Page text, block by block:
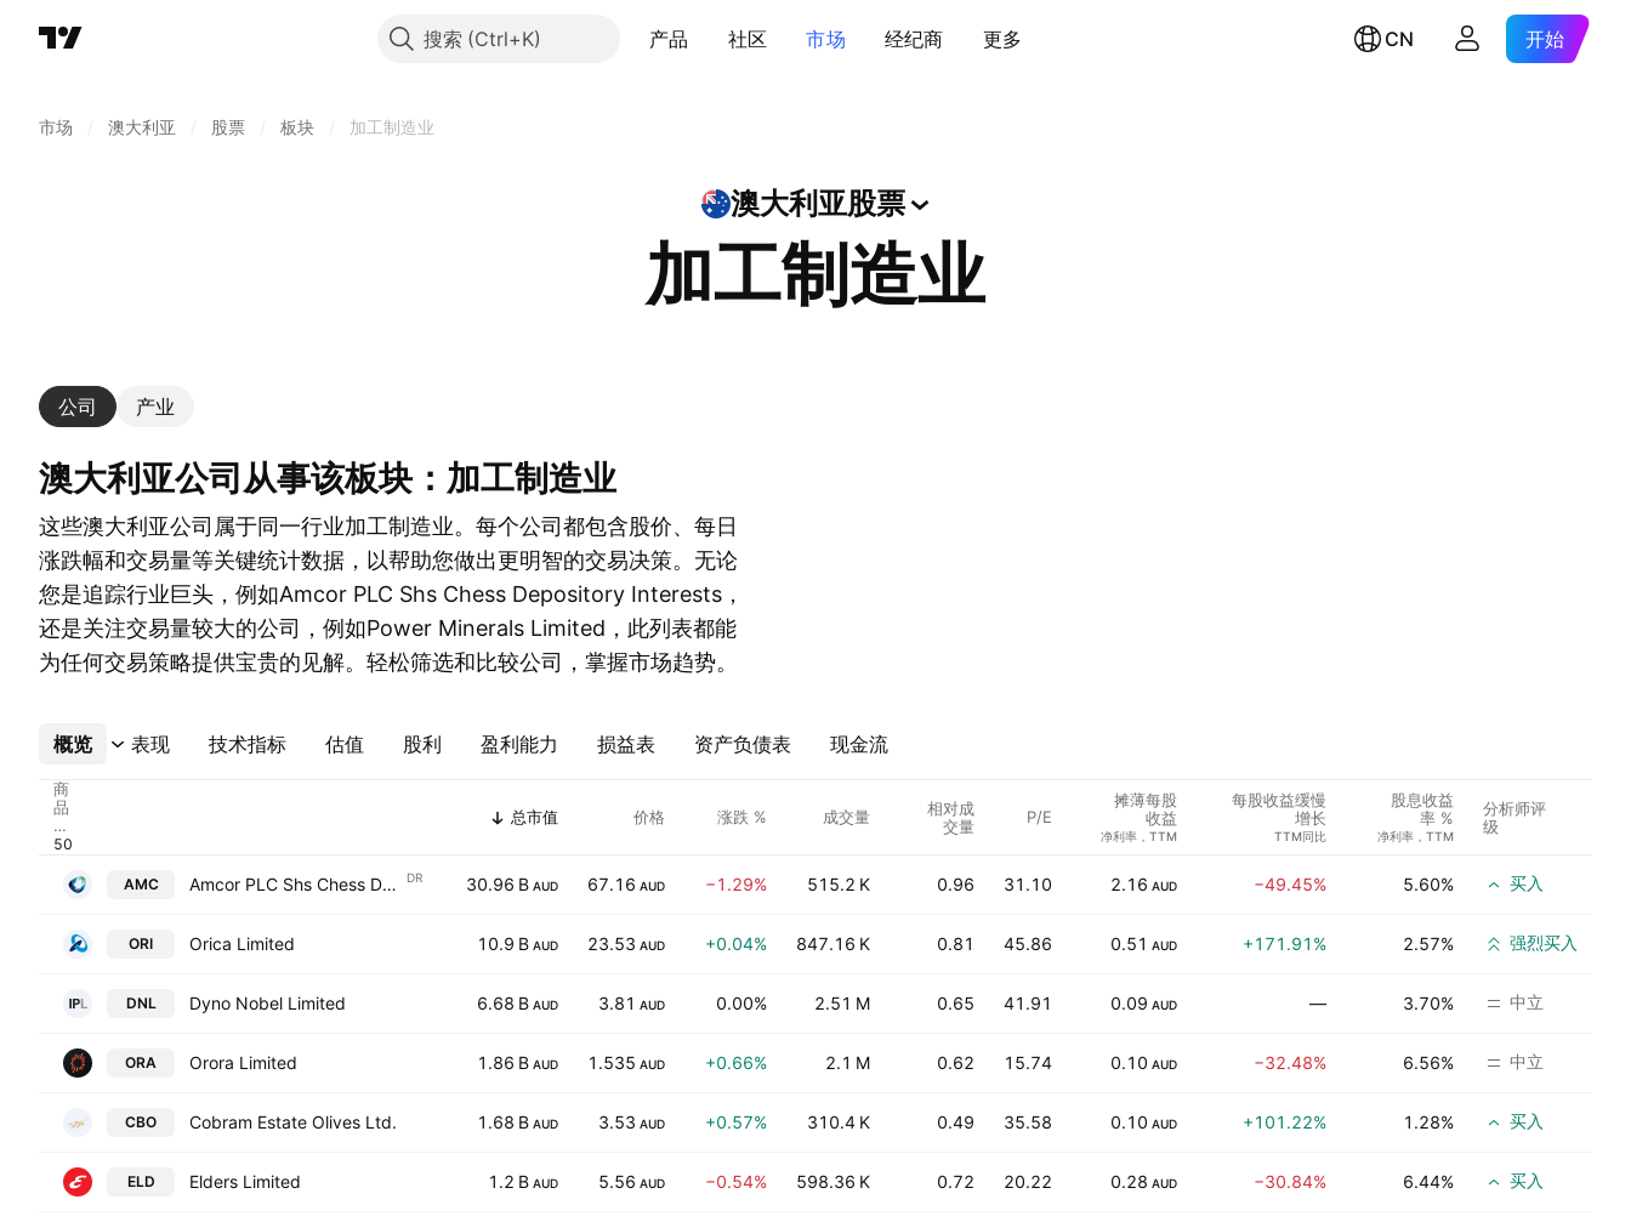
搜索 产品 社区 市场 经纪商 更多 CN 开始
市场 澳大利亚 股票 板块 加工制造业
澳大利亚股票
加工制造业
公司 产业
澳大利亚公司从事该板块：加工制造业
这些澳大利亚公司属于同一行业加工制造业。每个公司都包含股价、每日
涨跌幅和交易量等关键统计数据，以帮助您做出更明智的交易决策。无论
您是追踪行业巨头，例如Amcor PLC Shs Chess Depository Interests，
还是关注交易量较大的公司，例如Power Minerals Limited，此列表都能
为任何交易策略提供宝贵的见解。轻松筛选和比较公司，掌握市场趋势。
概览 表现 技术指标 估值 股利 盈利能力 损益表 资产负债表 现金流
更多
商
品
代
码
总市值 价格 涨跌 % 成交量
相对成
交量
P/E
摊薄每股
收益
净利率，TTM
每股收益缓慢
增长
TTM同比
股息收益
率 %
净利率，TTM
分析师评
级
AMC Amcor PLC Shs Chess Depository Interests DR 30.96 B AUD 67.16 AUD −1.29% 515.2 K 0.96 31.10 2.16 AUD −49.45% 5.60% 买入
ORI Orica Limited 10.9 B AUD 23.53 AUD +0.04% 847.16 K 0.81 45.86 0.51 AUD +171.91% 2.57% 强烈买入
DNL Dyno Nobel Limited 6.68 B AUD 3.81 AUD 0.00% 2.51 M 0.65 41.91 0.09 AUD — 3.70% 中立
ORA Orora Limited 1.86 B AUD 1.535 AUD +0.66% 2.1 M 0.62 15.74 0.10 AUD −32.48% 6.56% 中立
CBO Cobram Estate Olives Ltd. 1.68 B AUD 3.53 AUD +0.57% 310.4 K 0.49 35.58 0.10 AUD +101.22% 1.28% 买入
ELD Elders Limited 1.2 B AUD 5.56 AUD −0.54% 598.36 K 0.72 20.22 0.28 AUD −30.84% 6.44% 买入